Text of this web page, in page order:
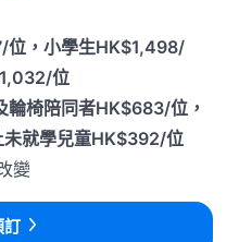
位，小學生HK$1,498/
位
輪椅陪同者HK$683/位，
就學兒童HK$392/位
變
訂